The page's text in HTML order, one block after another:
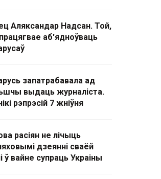
Аляксандар Надсан. Той,
аб'ядноўваць
запатрабавала ад
выдаць журналіста.
рэпрэсій 7 жніўня
расіян не лічыць
дзеянні сваёй
ў вайне супраць Украіны